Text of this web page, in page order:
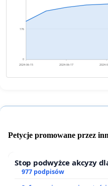
0
176
2024-06-15 2024-06-17 2024-
Petycje promowane przez
Stop podwyżce akcyzy
977 podpisów